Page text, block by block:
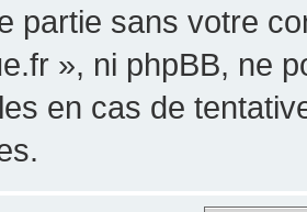
partie sans votre
», ni phpBB, ne
en cas de